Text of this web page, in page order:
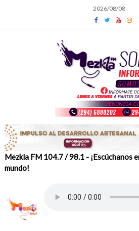
content
2026/08/08
Mezkla FM 104.7 / 98.1 - ¡Escúchanos
mundo!